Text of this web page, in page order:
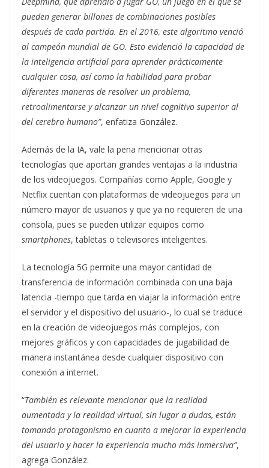
pueden generar billones de combinaciones posibles
después de cada partida. En el 2016, este algoritmo venció
al campeón mundial de GO. Esto evidenció la capacidad de
la inteligencia artificial para aprender prácticamente
cualquier cosa, así como la habilidad para probar
diferentes maneras de resolver un problema,
retroalimentarse y alcanzar un nivel cognitivo superior al
del cerebro humano”, enfatiza González.
Además de la IA, vale la pena mencionar otras
tecnologías que aportan grandes ventajas a la industria
de los videojuegos. Compañías como Apple, Google y
Netflix cuentan con plataformas de videojuegos para un
número mayor de usuarios y que ya no requieren de una
consola, pues se pueden utilizar equipos como
smartphones, tabletas o televisores inteligentes.
La tecnología 5G permite una mayor cantidad de
transferencia de información combinada con una baja
latencia -tiempo que tarda en viajar la información entre
el servidor y el dispositivo del usuario-, lo cual se traduce
en la creación de videojuegos más complejos, con
mejores gráficos y con capacidades de jugabilidad de
manera instantánea desde cualquier dispositivo con
conexión a internet.
“También es relevante mencionar que la realidad
aumentada y la realidad virtual, sin lugar a dudas, están
tomando protagonismo en cuanto a mejorar la experiencia
del usuario y hacer la experiencia mucho más inmersiva”,
agrega González.